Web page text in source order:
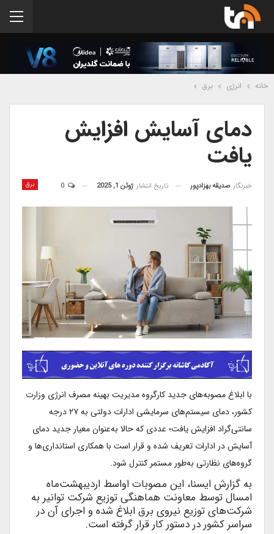
خانه انرژی برق
دمای آسایش افزایش
یافت
برق خبرنگار صدیقه بهزادپور تاریخ انتشار ژوئن 1, 2025
با ابلاغ مصوبه‌های جدید کارگروه مدیریت بهینه مصرف انرژی وزارت
کشور، دمای سیستم‌های سرمایشی ادارات دولتی به ۲۷ درجه
سانتی‌گراد افزایش یافت؛ عددی که حالا به‌عنوان معیار جدید دمای
آسایش در ادارات تعریف شده و قرار است با همکاری استانداری‌ها و
گروه‌های نظارتی به‌طور مستمر کنترل شود.
به گزارش ایسنا، این مصوبات اواسط اردیبهشت‌ماه
امسال توسط معاونت هماهنگی توزیع شرکت توانیر به
شرکت‌های توزیع نیروی برق ابلاغ شده و اجرای آن در
سراسر کشور در دستور کار قرار گرفته است.